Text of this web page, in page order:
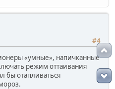
#4
«умные», напичканные
режим оттаивания
бы отапливаться